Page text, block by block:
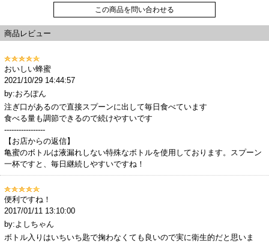
この商品を問い合わせる
商品レビュー
おいしい蜂蜜
2021/10/29 14:44:57
by:おろぽん
注ぎ口があるので直接スプーンに出して毎日食べています
食べる量も調節できるので続けやすいです
-----------------
【お店からの返信】
亀蜜のボトルは液漏れしない特殊なボトルを使用しております。スプーン
一杯ですと、毎日継続しやすいですね！
便利ですね！
2017/01/11 13:10:00
by:よしちゃん
ボトル入りはいちいち匙で掬わなくても良いので実に衛生的だと思いま